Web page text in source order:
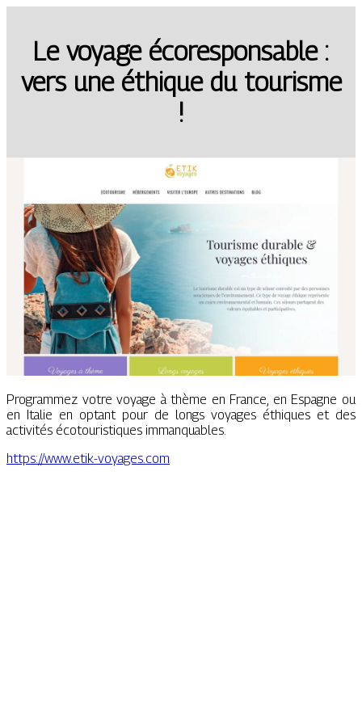
Le voyage écoresponsable :
vers une éthique du tourisme
!
Programmez votre voyage à thème en France, en Espagne ou
en Italie en optant pour de longs voyages éthiques et des
activités écotouristiques immanquables.
https://www.etik-voyages.com